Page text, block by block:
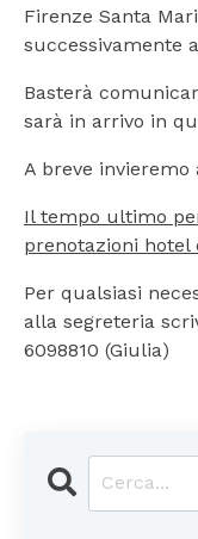
Firenze Santa
successivamente
Basterà
sarà in arrivo in
A breve
Il tempo ultimo
prenotazioni hotel
Per qualsiasi
alla segreteria
6098810 (Giulia)